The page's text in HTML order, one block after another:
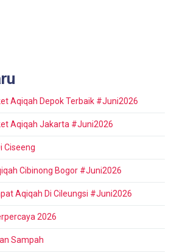
Aqiqah Depok Terbaik #Juni2026
Aqiqah Jakarta #Juni2026
Ciseeng
Cibinong Bogor #Juni2026
Aqiqah Di Cileungsi #Juni2026
2026
Sampah